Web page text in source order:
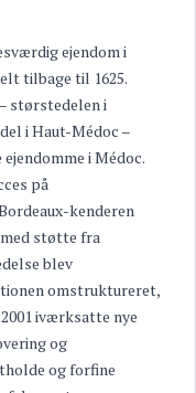
ejendom i
tilbage til 1625.
størstedelen i
i Haut-Médoc –
i Médoc.
på
kenderen
støtte fra
blev
omstruktureret,
iværksatte nye
og
og forfine